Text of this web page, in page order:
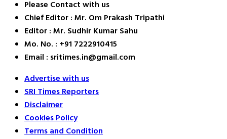
Please Contact with us
Chief Editor : Mr. Om Prakash Tripathi
Editor : Mr. Sudhir Kumar Sahu
Mo. No. : +91 7222910415
Email : sritimes.in@gmail.com
Advertise with us
SRI Times Reporters
Disclaimer
Cookies Policy
Terms and Condition